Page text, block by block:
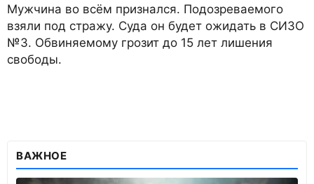
Мужчина во всём признался. Подозреваемого
взяли под стражу. Суда он будет ожидать в СИЗО
№3. Обвиняемому грозит до 15 лет лишения
свободы.
ВАЖНОЕ